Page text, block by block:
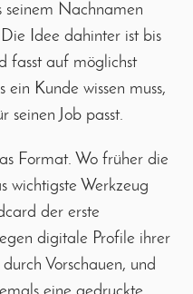
seinem Nachnamen
Idee dahinter ist bis
fasst auf möglichst
Kunde wissen muss,
seinen Job passt.
Format. Wo früher die
wichtigste Werkzeug
der erste
digitale Profile ihrer
Vorschauen, und